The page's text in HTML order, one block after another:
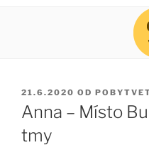
PUBLIKOVÁNO
21.6.2020 OD
Anna – Místo
tmy